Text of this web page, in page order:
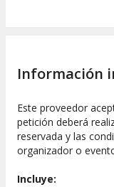
Información
Este proveedor
petición deberá
reservada y las
organizador o
Incluye: